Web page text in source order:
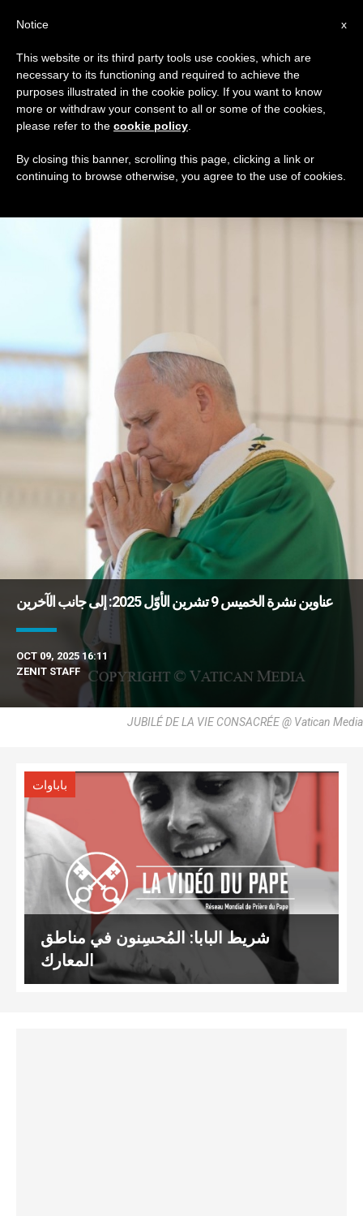
TAG
DERNIÈRES NOUVELLES
عناوين نشرة الخميس 9 تشرين الأوّل 2025: إلى جانب الآخرين
OCT 09, 2025 16:11
ZENIT STAFF
JUBILÉ DE LA VIE CONSACRÉE @ Vatican Media
باباوات
شريط البابا: المُحسِنون في مناطق
المعارك
x
Notice
This website or its third party tools use cookies, which are
necessary to its functioning and required to achieve the
purposes illustrated in the cookie policy. If you want to know
more or withdraw your consent to all or some of the cookies,
please refer to the cookie policy
By closing this banner, scrolling this page, clicking a link or
continuing to browse otherwise, you agree to the use of cookies.